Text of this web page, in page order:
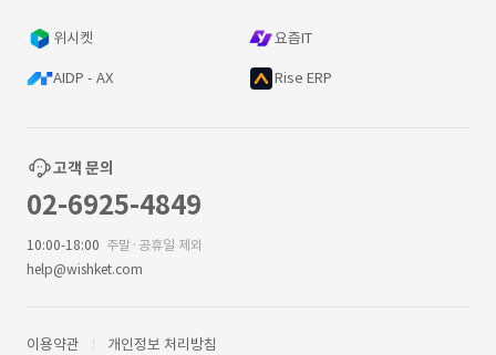
위시켓 요즘IT
AIDP - AX Rise ERP
고객 문의
02-6925-4849
10:00-18:00 주말·공휴일 제외
help@wishket.com
이용약관 개인정보 처리방침